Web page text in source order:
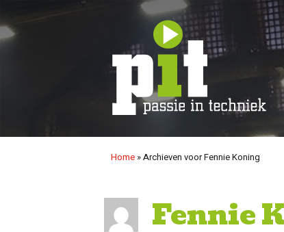
naar
de
Home»Archieven voor Fennie Koning
Fennie